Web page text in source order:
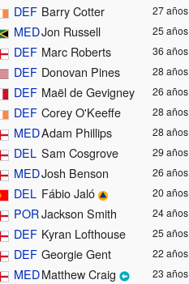
DEF Barry Cotter 27 años
MEDJon Russell 25 años
DEF Marc Roberts 36 años
DEF Donovan Pines 28 años
DEF Maël de Gevigney 26 años
DEF Corey O'Keeffe 28 años
MEDAdam Phillips 28 años
DEL Sam Cosgrove 29 años
MEDJosh Benson 26 años
DEL Fábio Jaló 20 años
PORJackson Smith 24 años
DEF Kyran Lofthouse 25 años
DEF Georgie Gent 22 años
MEDMatthew Craig 23 años